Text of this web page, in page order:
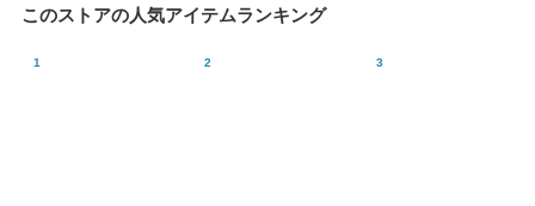
このストアの人気アイテムランキング